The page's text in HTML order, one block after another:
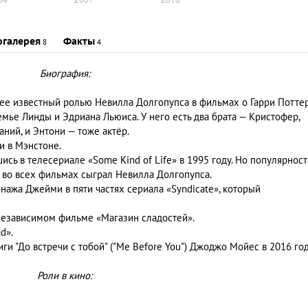
8 Факты 4
Биография:
известный ролью Невилла Долгопупса в фильмах о Гарри
Линды и Эдриана Льюиса. У него есть два брата — Кристофер,
и Энтони — тоже актёр.
в Мэнстоне.
в телесериале «Some Kind of Life» в 1995 году. Но
всех фильмах сыграл Невилла Долгопупса.
Джейми в пяти частях сериала «Syndicate», который
фильме «Магазин сладостей».
"До встречи с тобой" ("Me Before You") Джоджо Мойес в 2016
Роли в кино: